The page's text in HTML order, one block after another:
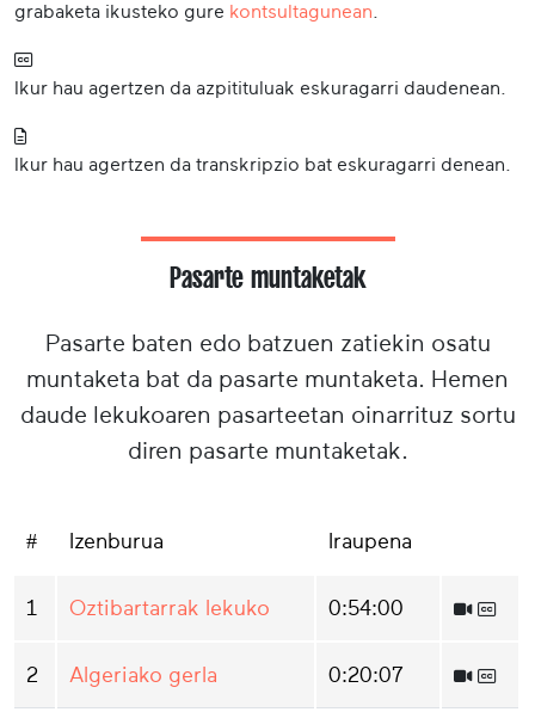
grabaketa ikusteko gure kontsultagunean
Ikur hau agertzen da azpitituluak eskuragarri daudenean.
Ikur hau agertzen da transkripzio bat eskuragarri denean.
Pasarte muntaketak
Pasarte baten edo batzuen zatiekin osatu
muntaketa bat da pasarte muntaketa. Hemen
daude lekukoaren pasarteetan oinarrituz sortu
diren pasarte muntaketak.
# Izenburua Iraupena
1 Oztibartarrak lekuko 0:54:00
2 Algeriako gerla 0:20:07